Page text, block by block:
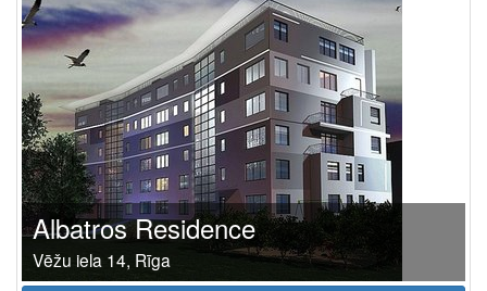
Albatros Residence
Vēžu iela 14, Rīga